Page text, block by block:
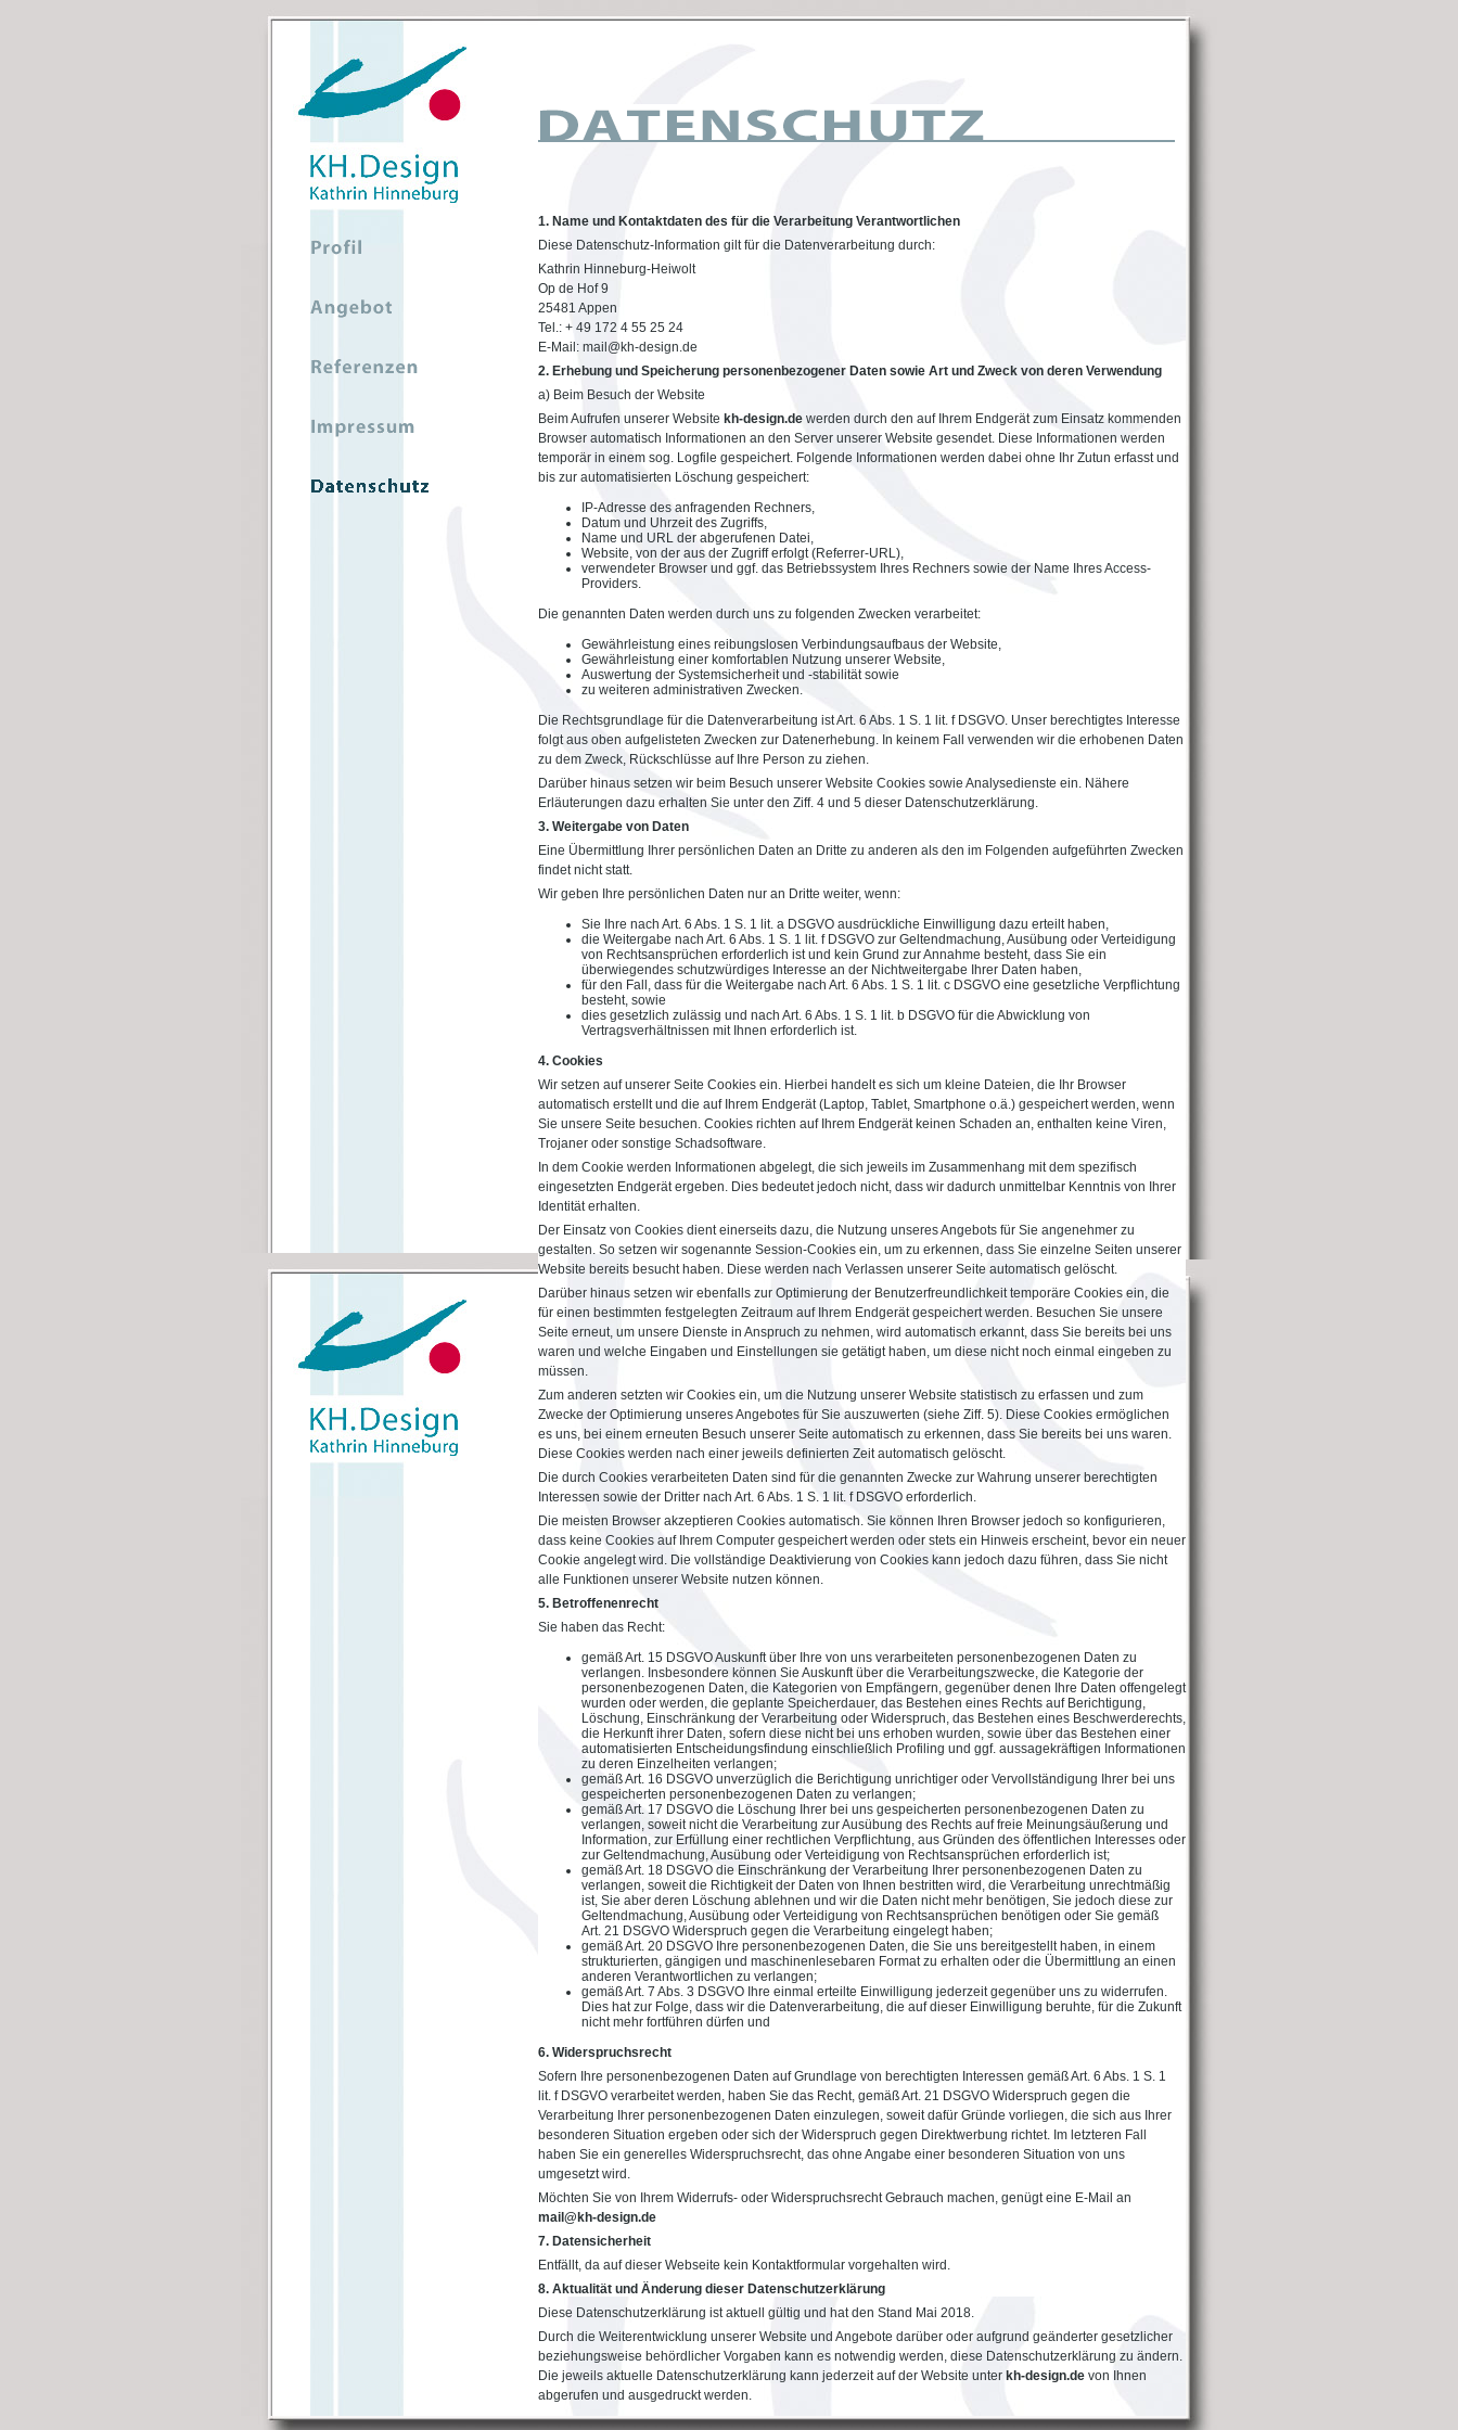
1. Name und Kontaktdaten des für die Verarbeitung Verantwortlichen
Diese Datenschutz-Information gilt für die Datenverarbeitung durch:
Kathrin Hinneburg-Heiwolt
Op de Hof 9
25481 Appen
Tel.: + 49 172 4 55 25 24
E-Mail: mail@kh-design.de
2. Erhebung und Speicherung personenbezogener Daten sowie Art und Zweck von deren Verwendung
a) Beim Besuch der Website
Beim Aufrufen unserer Website kh-design.de werden durch den auf Ihrem Endgerät zum Einsatz kommenden
Browser automatisch Informationen an den Server unserer Website gesendet. Diese Informationen werden
temporär in einem sog. Logfile gespeichert. Folgende Informationen werden dabei ohne Ihr Zutun erfasst und
bis zur automatisierten Löschung gespeichert:
IP-Adresse des anfragenden Rechners,
Datum und Uhrzeit des Zugriffs,
Name und URL der abgerufenen Datei,
Website, von der aus der Zugriff erfolgt (Referrer-URL),
verwendeter Browser und ggf. das Betriebssystem Ihres Rechners sowie der Name Ihres Access-
Providers.
Die genannten Daten werden durch uns zu folgenden Zwecken verarbeitet:
Gewährleistung eines reibungslosen Verbindungsaufbaus der Website,
Gewährleistung einer komfortablen Nutzung unserer Website,
Auswertung der Systemsicherheit und -stabilität sowie
zu weiteren administrativen Zwecken.
Die Rechtsgrundlage für die Datenverarbeitung ist Art. 6 Abs. 1 S. 1 lit. f DSGVO. Unser berechtigtes Interesse
folgt aus oben aufgelisteten Zwecken zur Datenerhebung. In keinem Fall verwenden wir die erhobenen Daten
zu dem Zweck, Rückschlüsse auf Ihre Person zu ziehen.
Darüber hinaus setzen wir beim Besuch unserer Website Cookies sowie Analysedienste ein. Nähere
Erläuterungen dazu erhalten Sie unter den Ziff. 4 und 5 dieser Datenschutzerklärung.
3. Weitergabe von Daten
Eine Übermittlung Ihrer persönlichen Daten an Dritte zu anderen als den im Folgenden aufgeführten Zwecken
findet nicht statt.
Wir geben Ihre persönlichen Daten nur an Dritte weiter, wenn:
Sie Ihre nach Art. 6 Abs. 1 S. 1 lit. a DSGVO ausdrückliche Einwilligung dazu erteilt haben,
die Weitergabe nach Art. 6 Abs. 1 S. 1 lit. f DSGVO zur Geltendmachung, Ausübung oder Verteidigung
von Rechtsansprüchen erforderlich ist und kein Grund zur Annahme besteht, dass Sie ein
überwiegendes schutzwürdiges Interesse an der Nichtweitergabe Ihrer Daten haben,
für den Fall, dass für die Weitergabe nach Art. 6 Abs. 1 S. 1 lit. c DSGVO eine gesetzliche Verpflichtung
besteht, sowie
dies gesetzlich zulässig und nach Art. 6 Abs. 1 S. 1 lit. b DSGVO für die Abwicklung von
Vertragsverhältnissen mit Ihnen erforderlich ist.
4. Cookies
Wir setzen auf unserer Seite Cookies ein. Hierbei handelt es sich um kleine Dateien, die Ihr Browser
automatisch erstellt und die auf Ihrem Endgerät (Laptop, Tablet, Smartphone o.ä.) gespeichert werden, wenn
Sie unsere Seite besuchen. Cookies richten auf Ihrem Endgerät keinen Schaden an, enthalten keine Viren,
Trojaner oder sonstige Schadsoftware.
In dem Cookie werden Informationen abgelegt, die sich jeweils im Zusammenhang mit dem spezifisch
eingesetzten Endgerät ergeben. Dies bedeutet jedoch nicht, dass wir dadurch unmittelbar Kenntnis von Ihrer
Identität erhalten.
Der Einsatz von Cookies dient einerseits dazu, die Nutzung unseres Angebots für Sie angenehmer zu
gestalten. So setzen wir sogenannte Session-Cookies ein, um zu erkennen, dass Sie einzelne Seiten unserer
Website bereits besucht haben. Diese werden nach Verlassen unserer Seite automatisch gelöscht.
Darüber hinaus setzen wir ebenfalls zur Optimierung der Benutzerfreundlichkeit temporäre Cookies ein, die
für einen bestimmten festgelegten Zeitraum auf Ihrem Endgerät gespeichert werden. Besuchen Sie unsere
Seite erneut, um unsere Dienste in Anspruch zu nehmen, wird automatisch erkannt, dass Sie bereits bei uns
waren und welche Eingaben und Einstellungen sie getätigt haben, um diese nicht noch einmal eingeben zu
müssen.
Zum anderen setzten wir Cookies ein, um die Nutzung unserer Website statistisch zu erfassen und zum
Zwecke der Optimierung unseres Angebotes für Sie auszuwerten (siehe Ziff. 5). Diese Cookies ermöglichen
es uns, bei einem erneuten Besuch unserer Seite automatisch zu erkennen, dass Sie bereits bei uns waren.
Diese Cookies werden nach einer jeweils definierten Zeit automatisch gelöscht.
Die durch Cookies verarbeiteten Daten sind für die genannten Zwecke zur Wahrung unserer berechtigten
Interessen sowie der Dritter nach Art. 6 Abs. 1 S. 1 lit. f DSGVO erforderlich.
Die meisten Browser akzeptieren Cookies automatisch. Sie können Ihren Browser jedoch so konfigurieren,
dass keine Cookies auf Ihrem Computer gespeichert werden oder stets ein Hinweis erscheint, bevor ein neuer
Cookie angelegt wird. Die vollständige Deaktivierung von Cookies kann jedoch dazu führen, dass Sie nicht
alle Funktionen unserer Website nutzen können.
5. Betroffenenrecht
Sie haben das Recht:
gemäß Art. 15 DSGVO Auskunft über Ihre von uns verarbeiteten personenbezogenen Daten zu
verlangen. Insbesondere können Sie Auskunft über die Verarbeitungszwecke, die Kategorie der
personenbezogenen Daten, die Kategorien von Empfängern, gegenüber denen Ihre Daten offengelegt
wurden oder werden, die geplante Speicherdauer, das Bestehen eines Rechts auf Berichtigung,
Löschung, Einschränkung der Verarbeitung oder Widerspruch, das Bestehen eines Beschwerderechts,
die Herkunft ihrer Daten, sofern diese nicht bei uns erhoben wurden, sowie über das Bestehen einer
automatisierten Entscheidungsfindung einschließlich Profiling und ggf. aussagekräftigen Informationen
zu deren Einzelheiten verlangen;
gemäß Art. 16 DSGVO unverzüglich die Berichtigung unrichtiger oder Vervollständigung Ihrer bei uns
gespeicherten personenbezogenen Daten zu verlangen;
gemäß Art. 17 DSGVO die Löschung Ihrer bei uns gespeicherten personenbezogenen Daten zu
verlangen, soweit nicht die Verarbeitung zur Ausübung des Rechts auf freie Meinungsäußerung und
Information, zur Erfüllung einer rechtlichen Verpflichtung, aus Gründen des öffentlichen Interesses oder
zur Geltendmachung, Ausübung oder Verteidigung von Rechtsansprüchen erforderlich ist;
gemäß Art. 18 DSGVO die Einschränkung der Verarbeitung Ihrer personenbezogenen Daten zu
verlangen, soweit die Richtigkeit der Daten von Ihnen bestritten wird, die Verarbeitung unrechtmäßig
ist, Sie aber deren Löschung ablehnen und wir die Daten nicht mehr benötigen, Sie jedoch diese zur
Geltendmachung, Ausübung oder Verteidigung von Rechtsansprüchen benötigen oder Sie gemäß
Art. 21 DSGVO Widerspruch gegen die Verarbeitung eingelegt haben;
gemäß Art. 20 DSGVO Ihre personenbezogenen Daten, die Sie uns bereitgestellt haben, in einem
strukturierten, gängigen und maschinenlesebaren Format zu erhalten oder die Übermittlung an einen
anderen Verantwortlichen zu verlangen;
gemäß Art. 7 Abs. 3 DSGVO Ihre einmal erteilte Einwilligung jederzeit gegenüber uns zu widerrufen.
Dies hat zur Folge, dass wir die Datenverarbeitung, die auf dieser Einwilligung beruhte, für die Zukunft
nicht mehr fortführen dürfen und
6. Widerspruchsrecht
Sofern Ihre personenbezogenen Daten auf Grundlage von berechtigten Interessen gemäß Art. 6 Abs. 1 S. 1
lit. f DSGVO verarbeitet werden, haben Sie das Recht, gemäß Art. 21 DSGVO Widerspruch gegen die
Verarbeitung Ihrer personenbezogenen Daten einzulegen, soweit dafür Gründe vorliegen, die sich aus Ihrer
besonderen Situation ergeben oder sich der Widerspruch gegen Direktwerbung richtet. Im letzteren Fall
haben Sie ein generelles Widerspruchsrecht, das ohne Angabe einer besonderen Situation von uns
umgesetzt wird.
Möchten Sie von Ihrem Widerrufs- oder Widerspruchsrecht Gebrauch machen, genügt eine E-Mail an
mail@kh-design.de
7. Datensicherheit
Entfällt, da auf dieser Webseite kein Kontaktformular vorgehalten wird.
8. Aktualität und Änderung dieser Datenschutzerklärung
Diese Datenschutzerklärung ist aktuell gültig und hat den Stand Mai 2018.
Durch die Weiterentwicklung unserer Website und Angebote darüber oder aufgrund geänderter gesetzlicher
beziehungsweise behördlicher Vorgaben kann es notwendig werden, diese Datenschutzerklärung zu ändern.
Die jeweils aktuelle Datenschutzerklärung kann jederzeit auf der Website unter kh-design.de von Ihnen
abgerufen und ausgedruckt werden.